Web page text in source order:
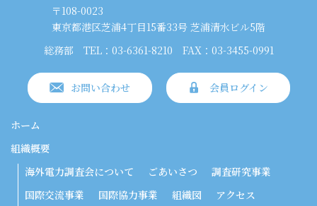
〒108-0023
東京都港区芝浦4丁目15番33号 芝浦清水ビル5階
総務部
TEL：03-6361-8210 FAX：03-3455-0991
お問い合わせ 会員ログイン
ホーム
組織概要
海外電力調査会について
ごあいさつ
調査研究事業
国際交流事業
国際協力事業 組織図 アクセス